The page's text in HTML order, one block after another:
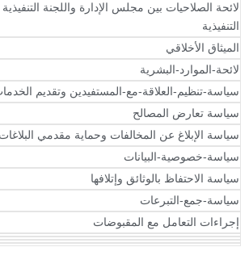
لائحة الصلاحيات بين مجلس الإدارة واللجنة التنفيذية
التنفيذية
الميثاق الأخلاقي
لائحة-الموارد-البشرية
سياسة-تنظيم-العلاقة-مع-المستفيدين وتقديم الخدمات
سياسة تعارض المصالح
سياسة الإبلاغ عن المخالفات وحماية مقدمي البلاغات
سياسة-خصوصية-البيانات
سياسة الاحتفاظ بالوثائق وإتلافها
سياسة-جمع-التبرعات
إجراءات التعامل مع المقبوضات